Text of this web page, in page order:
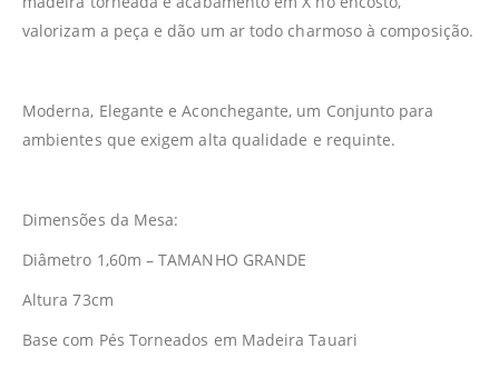
valorizam a peça e dão um ar todo charmoso à composição.
Moderna, Elegante e Aconchegante, um Conjunto para
ambientes que exigem alta qualidade e requinte.
Dimensões da Mesa:
Diâmetro 1,60m – TAMANHO GRANDE
Altura 73cm
Base com Pés Torneados em Madeira Tauari